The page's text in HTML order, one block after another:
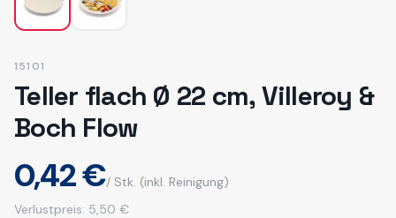
15101
Teller flach Ø 22 cm, Villeroy &
Boch Flow
0,42 €/ Stk. (inkl. Reinigung)
Verlustpreis: 5,50 €